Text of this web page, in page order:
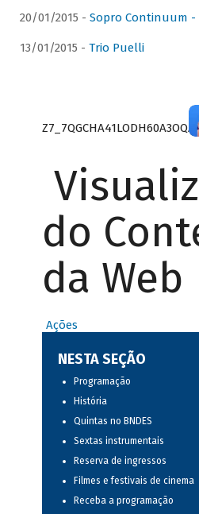
20/01/2015 - Sopro Continuum -
13/01/2015 - Trio Puelli
do
da Web
Ações
NESTA SEÇÃO
Programação
História
Quintas no BNDES
Sextas instrumentais
Reserva de ingressos
Filmes e festivais de cinema
Receba a programação